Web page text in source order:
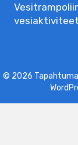
© 2026